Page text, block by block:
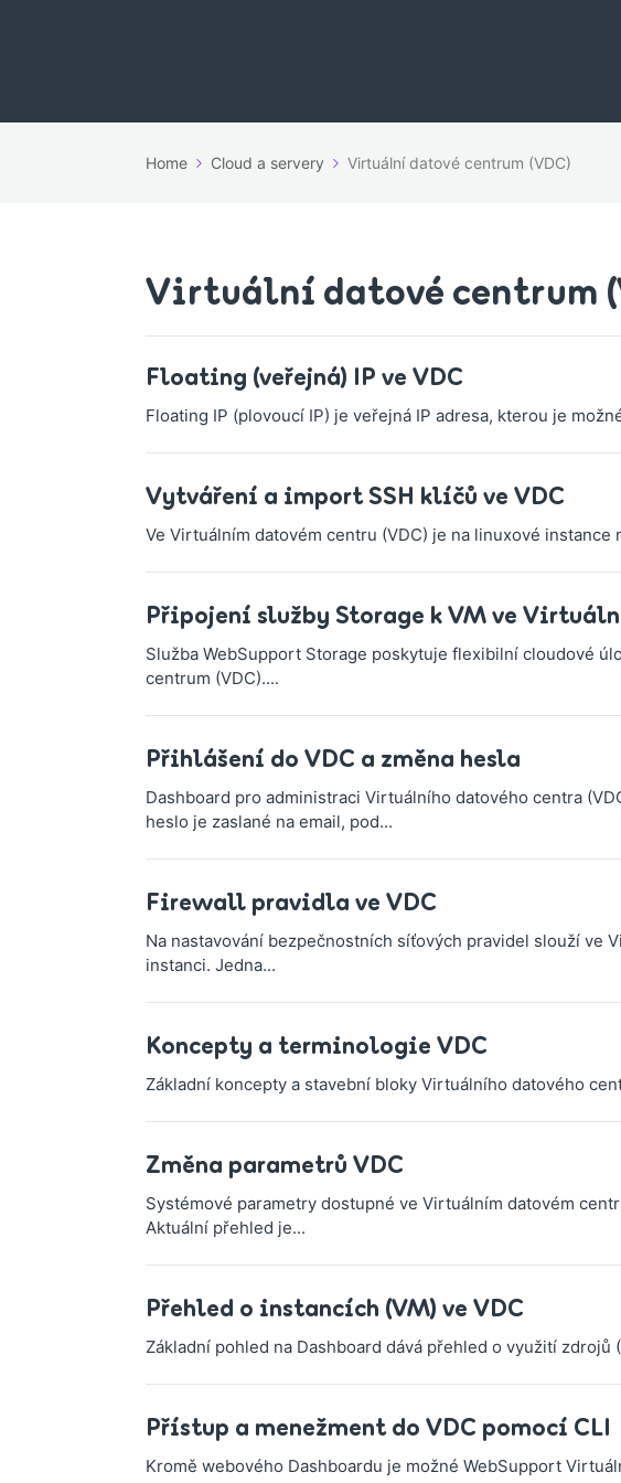
Home Cloud a servery Virtuální datové centrum (VDC)
Virtuální datové centrum
Floating (veřejná) IP ve VDC
Floating IP (plovoucí IP) je veřejná IP adresa, kterou je
Vytváření a import SSH klíčů ve VDC
Ve Virtuálním datovém centru (VDC) je na linuxové
Připojení služby Storage k VM ve
Služba WebSupport Storage poskytuje flexibilní cloudové
centrum (VDC)....
Přihlášení do VDC a změna hesla
Dashboard pro administraci Virtuálního datového centra
heslo je zaslané na email, pod...
Firewall pravidla ve VDC
Na nastavování bezpečnostních síťových pravidel slouží ve
instanci. Jedna...
Koncepty a terminologie VDC
Základní koncepty a stavební bloky Virtuálního datového
Změna parametrů VDC
Systémové parametry dostupné ve Virtuálním datovém
Aktuální přehled je...
Přehled o instancích (VM) ve VDC
Základní pohled na Dashboard dává přehled o využití
Přístup a menežment do VDC pomocí CLI
Kromě webového Dashboardu je možné WebSupport